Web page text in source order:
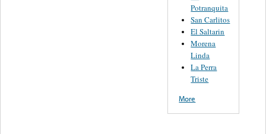
Potranquita
San Carlitos
El Saltarin
Morena
Linda
La Perra
Triste
More